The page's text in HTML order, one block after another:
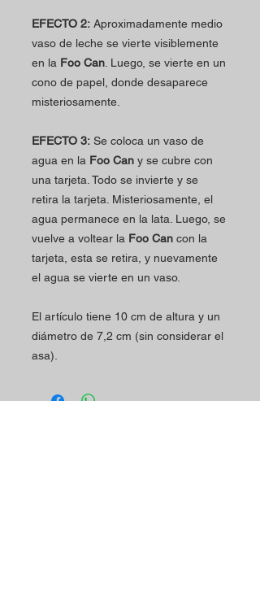
EFECTO 2: Aproximadamente medio
vaso de leche se vierte visiblemente
en la Foo Can . Luego, se vierte en un
cono de papel, donde desaparece
misteriosamente.
EFECTO 3: Se coloca un vaso de
agua en la Foo Can y se cubre con
una tarjeta. Todo se invierte y se
retira la tarjeta. Misteriosamente, el
agua permanece en la lata. Luego, se
vuelve a voltear la Foo Can con la
tarjeta, esta se retira, y nuevamente
el agua se vierte en un vaso.
El artículo tiene 10 cm de altura y un
diámetro de 7,2 cm (sin considerar el
asa).